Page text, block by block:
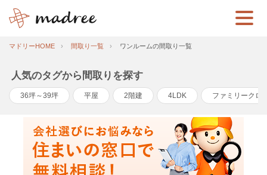
マドリーHOME 間取り一覧 ワンルームの間取り一覧
人気のタグから間取りを探す
36坪～39坪 平屋 2階建 4LDK ファミリークロ